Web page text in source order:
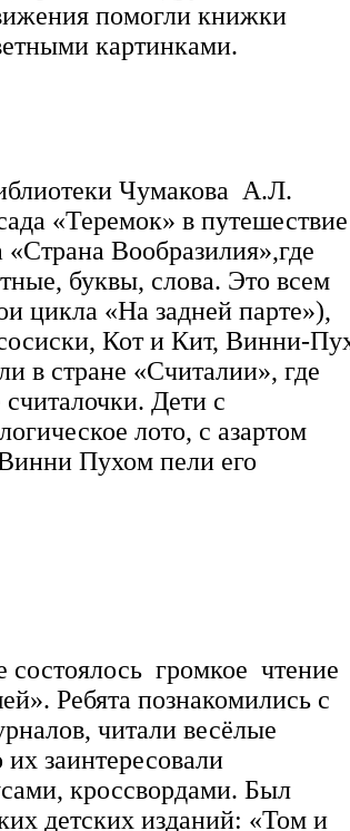
помогли книжки
картинками.
Чумакова А.Л.
«Теремок» в путешествие
Вообразилия»,где
буквы, слова. Это всем
цикла «На задней парте»),
Кот и Кит, Винни-
в стране «Считалии», где
Дети с
лото, с азартом
Пухом пели его
состоялось громкое чтение
Ребята познакомились с
читали весёлые
заинтересовали
кроссвордами. Был
детских изданий: «Том и